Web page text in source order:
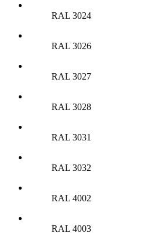
RAL 3024
RAL 3026
RAL 3027
RAL 3028
RAL 3031
RAL 3032
RAL 4002
RAL 4003